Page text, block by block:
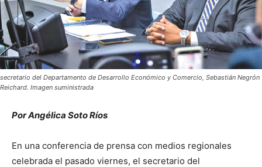
secretario del Departamento de Desarrollo Económico y Comercio, Sebastián Negrón
Reichard. Imagen suministrada
Por Angélica Soto Ríos
En una conferencia de prensa con medios regionales
celebrada el pasado viernes, el secretario del